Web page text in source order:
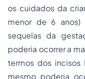
os cuidados da
menor de 6
sequelas da
poderia ocorrer a
termos dos incisos
mesmo poderia